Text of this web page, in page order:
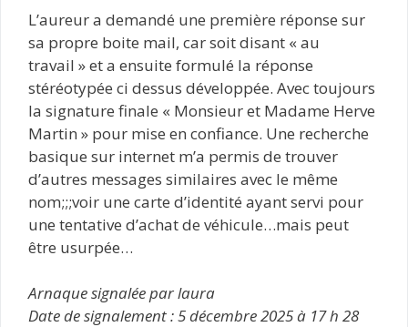
L’aureur a demandé une première réponse sur
sa propre boite mail, car soit disant « au
travail » et a ensuite formulé la réponse
stéréotypée ci dessus développée. Avec toujours
la signature finale « Monsieur et Madame Herve
Martin » pour mise en confiance. Une recherche
basique sur internet m’a permis de trouver
d’autres messages similaires avec le même
nom;;;voir une carte d’identité ayant servi pour
une tentative d’achat de véhicule…mais peut
être usurpée…
Arnaque signalée par laura
Date de signalement : 5 décembre 2025 à 17 h 28